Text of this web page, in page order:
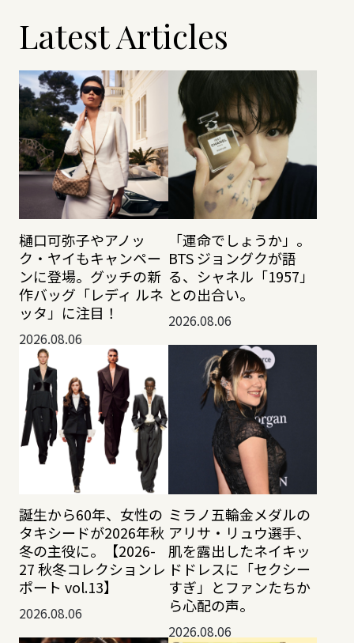
Latest Articles
樋口可弥子やアノッ
ク・ヤイもキャンペー
ンに登場。グッチの新
作バッグ「レディ ルネ
ッタ」に注目！
2026.08.06
「運命でしょうか」。
BTS ジョングクが語
る、シャネル「1957」
との出合い。
2026.08.06
誕生から60年、女性の
タキシードが2026年秋
冬の主役に。【2026-
27 秋冬コレクションレ
ポート vol.13】
2026.08.06
ミラノ五輪金メダルの
アリサ・リュウ選手、
肌を露出したネイキッ
ドドレスに「セクシー
すぎ」とファンたちか
ら心配の声。
2026.08.06